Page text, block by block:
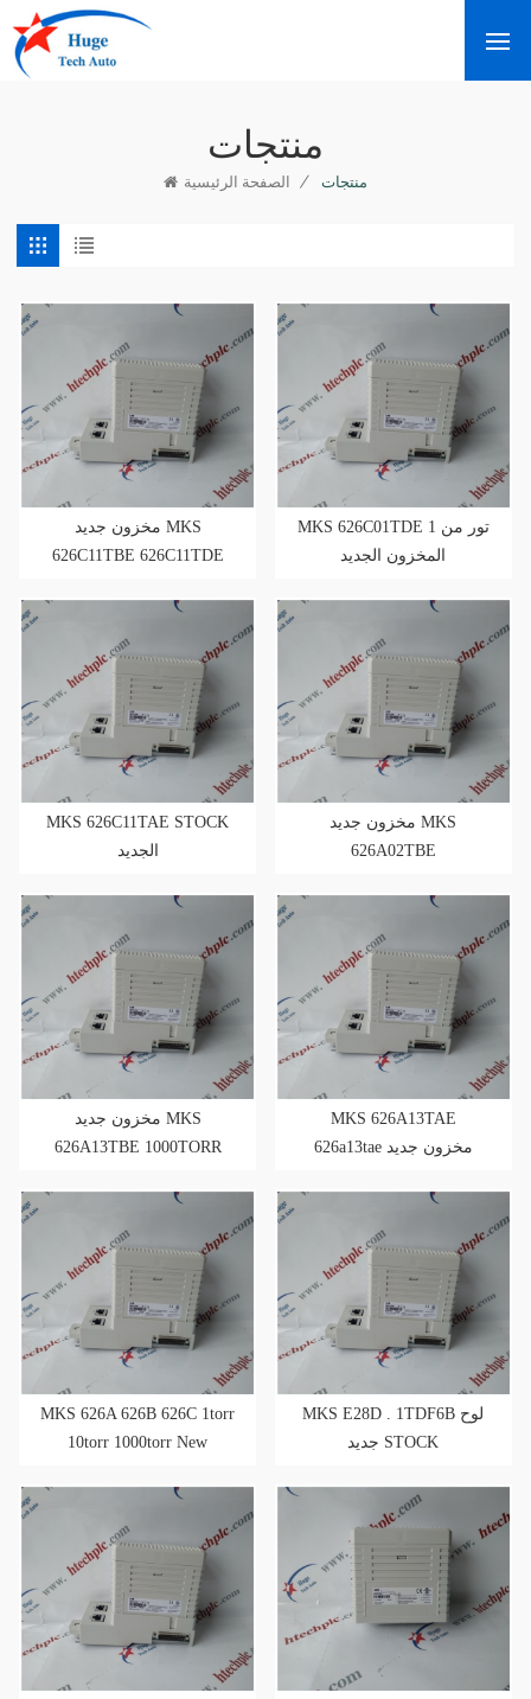
منتجات
الصفحة الرئيسية / منتجات
مخزون جديد MKS
626C11TBE 626C11TDE
MKS 626C01TDE 1 تور من
المخزون الجديد
MKS 626C11TAE STOCK
الجديد
مخزون جديد MKS
626A02TBE
مخزون جديد MKS
626A13TBE 1000TORR
MKS 626A13TAE
626a13tae مخزون جديد
MKS 626A 626B 626C 1torr
10torr 1000torr New
MKS E28D . 1TDF6B لوح
جديد STOCK